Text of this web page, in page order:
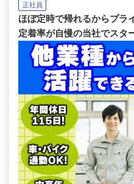
正社員
ほぼ定時で帰れるからプラ
定着率が自慢の当社でスタ